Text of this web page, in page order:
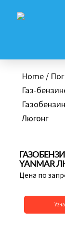
Перейти
Перейти
О нас
Запчасти
Контакты
Home /
Газ-
Люгонг
YANMAR
Цена по